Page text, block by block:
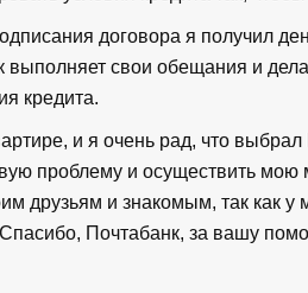
договора я получил
выполняет свои обещания и
кредита.
и я очень рад, что
проблему и осуществить мою
друзьям и знакомым, так как у
Почтабанк, за вашу